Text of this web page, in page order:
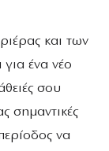
και των
για ένα νέο
σου
σημαντικές
να